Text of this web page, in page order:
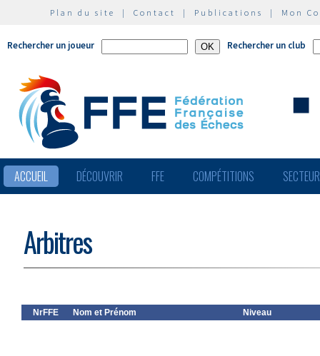
Plan du site | Contact | Publications | Mon
Rechercher un joueur Rechercher un club
ACCUEIL DÉCOUVRIR FFE COMPÉTITIONS
Arbitres
NrFFE Nom et Prénom Niveau